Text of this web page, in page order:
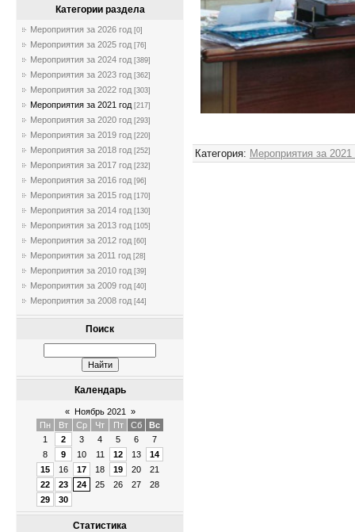
Категории раздела
Мероприятия за 2026 год [0]
Мероприятия за 2025 год [76]
Мероприятия за 2024 год [389]
Мероприятия за 2023 год [362]
Мероприятия за 2022 год [303]
Мероприятия за 2021 год [217]
Мероприятия за 2020 год [293]
Мероприятия за 2019 год [220]
Мероприятия за 2018 год [252]
Мероприятия за 2017 год [232]
Мероприятия за 2016 год [96]
Мероприятия за 2015 год [170]
Мероприятия за 2014 год [130]
Мероприятия за 2013 год [105]
Мероприятия за 2012 год [60]
Мероприятия за 2011 год [28]
Мероприятия за 2010 год [39]
Мероприятия за 2009 год [40]
Мероприятия за 2008 год [44]
Поиск
Календарь
« Ноябрь 2021
»
Пн
Вт Ср Чт Пт Сб
Вс
1
2 3 4 5 6
7
8
9 10 11 12 13
14
15
16 17 18 19 20
21
22
23 24 25 26 27
28
29
30
Статистика
Категория: Мероприятия за 2021